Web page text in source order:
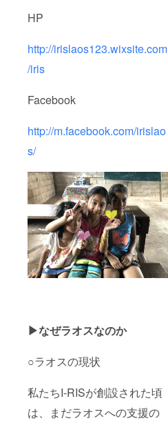
HP
http://irislaos123.wixsite.com
/iris
Facebook
http://m.facebook.com/irislao
s/
▶なぜラオスなのか
○ラオスの現状
私たちI-RISが創設された頃
は、まだラオスへの支援の